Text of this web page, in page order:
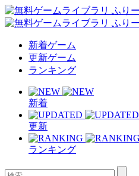
新着ゲーム
更新ゲーム
ランキング
新着
更新
ランキング